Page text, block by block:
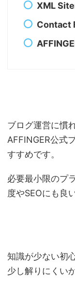
XML
Contact
ブログ運営に慣
AFFINGER公式
すすめです。
必要最小限のプ
度やSEOにも良
知識が少ない初
少し解りにくい